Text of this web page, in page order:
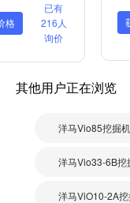
格
已有
216人
询价
其他用户正在浏览
洋马Vio85挖掘机
洋马Vio33-6B挖
洋马ViO10-2A